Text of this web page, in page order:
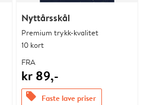
Nyttårsskål
Premium trykk-kvalitet
10 kort
FRA
kr 89,-
offers Faste lave priser